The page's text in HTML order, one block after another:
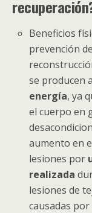
Beneficios
prevención
se producen
energía, ya
el cuerpo en
aumento en
lesiones por
realizada
lesiones de
causadas